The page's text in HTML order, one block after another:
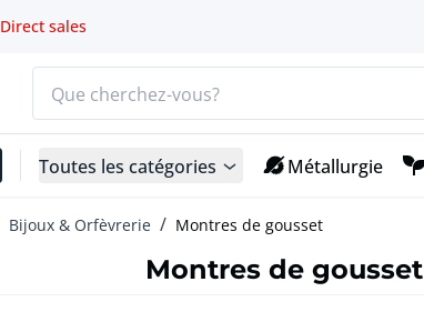
Direct sales
Toutes les catégories Métallurgie
Bijoux & Orfèvrerie Montres de gousset
Montres de gousset